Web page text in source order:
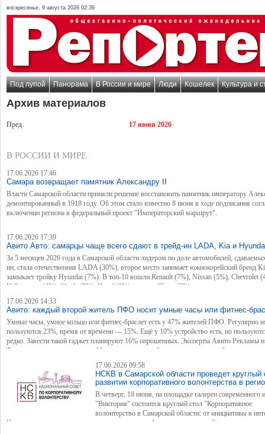
воскресенье, 9 августа 2026 02:39
Под лупой Панорама В России и мире Люди Кошелек Культура и
Архив материалов
Пред. 17 июня 2026
В РОССИИ И МИРЕ
17.06.2026 17:46
Самара возвращает памятник Александру II
Власти Самарской области приняли решение восстановить памятник императору
демонтированный в 1918 году. Об этом стало известно 8 июня в ходе подписания
включении региона в федеральный проект "Императорский маршрут".
17.06.2026 17:39
Авито Авто: самарцы чаще всего сдают в трейд-ин LADA, Kia и
За 5 месяцев 2026 года в Самарской области лидером по доле автомобилей,
ин, стала отечественная LADA (30%), второе место занимает южнокорейский бренд
замыкает тройку Hyundai (7%). В топ-10 вошли Renault (7%), Nissan (5%), Chevrolet
Volkswagen (4%), Skoda (3%), Haval (3%), а также Chery (3%).
17.06.2026 14:33
Авито: каждый второй житель ПФО носит умные часы или фитнес-
Умные часы, умное кольцо или фитнес-браслет есть у 47% жителей ПФО. Регулярно
пользуются 23%, время от времени — 15%. Ещё у 10% устройство есть, но
редко. Завести такой гаджет планируют 16% опрошенных. Эксперты Авито Рекламы
Товаров провели опрос среди 10 тыс. россиян, чтобы узнать, как они выбирают
17.06.2026 09:58
НСКВ в Самарской области проведет круглый
развитии корпоративного волонтерства в
В четверг, 18 июня, на площадке галереи современного
"Виктория" состоится круглый стол "Корпоративное
волонтерство в Самарской области: от инициативы к
К участию приглашены представители крупного бизнеса, предприятий, органов